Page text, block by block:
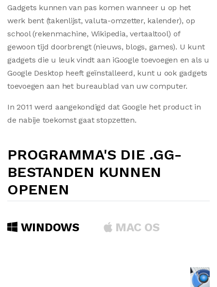
Gadgets kunnen van pas komen wanneer u op het
werk bent (takenlijst, valuta-omzetter, kalender), op
school (rekenmachine, Wikipedia, vertaaltool) of
gewoon tijd doorbrengt (nieuws, blogs, games). U kunt
gadgets die u leuk vindt aan iGoogle toevoegen en als u
Google Desktop heeft geïnstalleerd, kunt u ook gadgets
toevoegen aan het bureaublad van uw computer.
In 2011 werd aangekondigd dat Google het product in
de nabije toekomst gaat stopzetten.
PROGRAMMA'S DIE .GG-
BESTANDEN KUNNEN
OPENEN
WINDOWS MAC OS